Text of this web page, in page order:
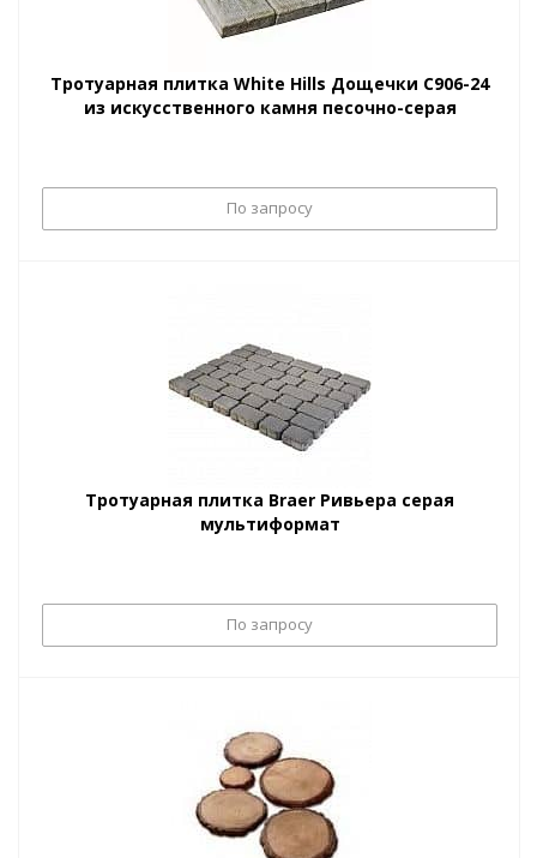
Тротуарная плитка White Hills Дощечки С906-24
из искусственного камня песочно-серая
По запросу
Тротуарная плитка Braer Ривьера серая
мультиформат
По запросу